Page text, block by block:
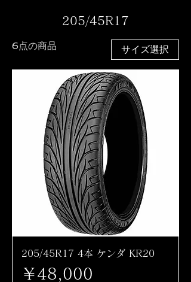
205/45R17
6点の商品 サイズ選択
205/45R17 4本 ケンダ KR20
価格
￥48,000